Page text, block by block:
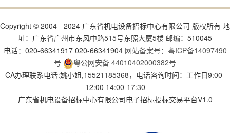
Copyright © 2004 - 2024 广东省机电设备招标中心有限公司 版权所有 地
址：广东省广州市东风中路515号东照大厦5楼 邮编：510045
电话：020-66341917 020-66341904 网站备案号：粤ICP备14097490
号
粤公网安备 44010402000382号
CA办理联系电话:姚小姐,15521185368，电话咨询时间：工作日9:00-
12:00 14:00-17:30
广东省机电设备招标中心有限公司电子招标投标交易平台V1.0